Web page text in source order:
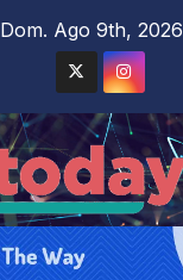
Dom. Ago 9th, 2026